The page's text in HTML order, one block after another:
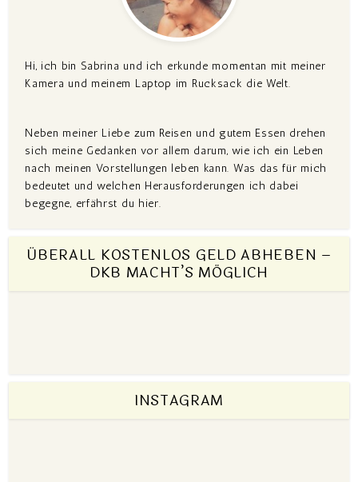
Hi, ich bin Sabrina und ich erkunde momentan mit meiner
Kamera und meinem Laptop im Rucksack die Welt.
Neben meiner Liebe zum Reisen und gutem Essen drehen
sich meine Gedanken vor allem darum, wie ich ein Leben
nach meinen Vorstellungen leben kann. Was das für mich
bedeutet und welchen Herausforderungen ich dabei
begegne, erfährst du hier.
ÜBERALL KOSTENLOS GELD ABHEBEN –
DKB MACHT’S MÖGLICH
INSTAGRAM